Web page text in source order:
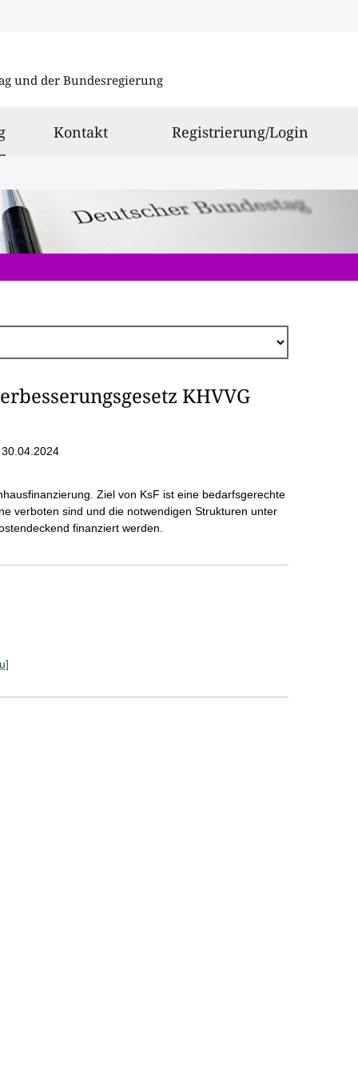
und der Bundesregierung
ausgewählt
Kontakt Registrierung/Login
KHVVG
Ziel von KsF ist eine bedarfsgerechte
verboten sind und die notwendigen Strukturen unter
finanziert werden.